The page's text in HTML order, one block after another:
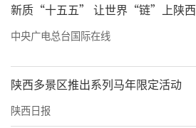
新质“十五五” 让世界“链”上陕西
中央广电总台国际在线
陕西多景区推出系列马年限定活动
陕西日报